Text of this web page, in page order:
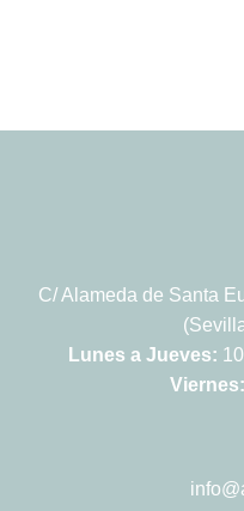
C/ Alameda de Santa
Lunes a Jueves:
Viernes: